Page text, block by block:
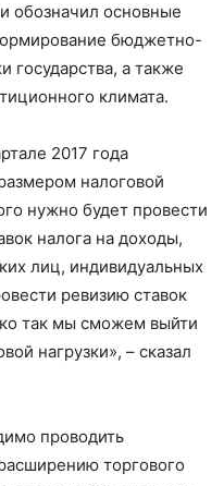
обозначил основные
бюджетно-
государства, а также
климата.
2017 года
налоговой
нужно будет провести
налога на доходы,
лиц, индивидуальных
ревизию ставок
так мы сможем выйти
нагрузки», – сказал
проводить
торгового